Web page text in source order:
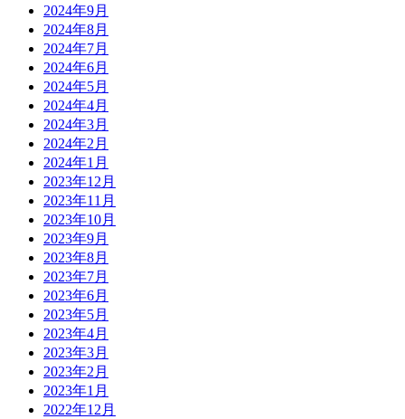
2024年9月
2024年8月
2024年7月
2024年6月
2024年5月
2024年4月
2024年3月
2024年2月
2024年1月
2023年12月
2023年11月
2023年10月
2023年9月
2023年8月
2023年7月
2023年6月
2023年5月
2023年4月
2023年3月
2023年2月
2023年1月
2022年12月